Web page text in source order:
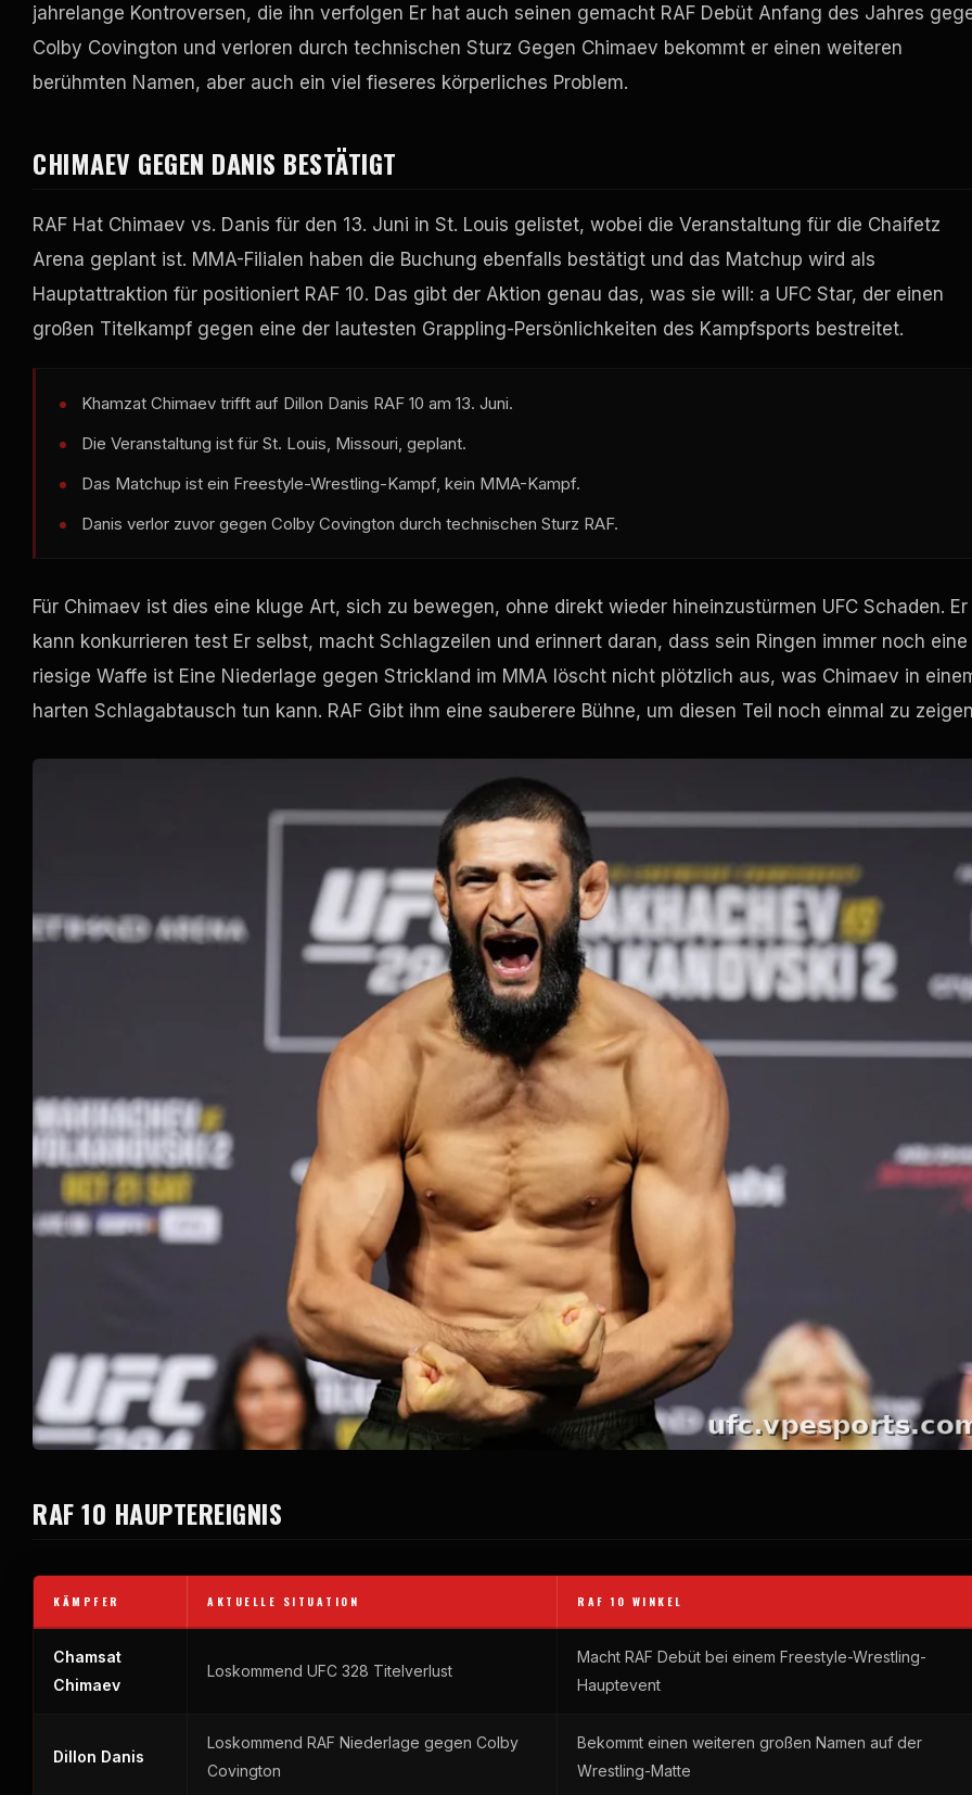
jahrelange Kontroversen, die ihn verfolgen Er hat auch seinen gemacht RAF Debüt Anfang des Jahres
Colby Covington und verloren durch technischen Sturz Gegen Chimaev bekommt er einen weiteren
berühmten Namen, aber auch ein viel fieseres körperliches Problem.
CHIMAEV GEGEN DANIS BESTÄTIGT
RAF Hat Chimaev vs. Danis für den 13. Juni in St. Louis gelistet, wobei die Veranstaltung für die Chaifetz
Arena geplant ist. MMA-Filialen haben die Buchung ebenfalls bestätigt und das Matchup wird als
Hauptattraktion für positioniert RAF 10. Das gibt der Aktion genau das, was sie will: a UFC Star, der einen
großen Titelkampf gegen eine der lautesten Grappling-Persönlichkeiten des Kampfsports bestreitet.
Khamzat Chimaev trifft auf Dillon Danis RAF 10 am 13. Juni.
Die Veranstaltung ist für St. Louis, Missouri, geplant.
Das Matchup ist ein Freestyle-Wrestling-Kampf, kein MMA-Kampf.
Danis verlor zuvor gegen Colby Covington durch technischen Sturz RAF.
Für Chimaev ist dies eine kluge Art, sich zu bewegen, ohne direkt wieder hineinzustürmen UFC Schaden. Er
kann konkurrieren test Er selbst, macht Schlagzeilen und erinnert daran, dass sein Ringen immer noch eine
riesige Waffe ist Eine Niederlage gegen Strickland im MMA löscht nicht plötzlich aus, was Chimaev in
harten Schlagabtausch tun kann. RAF Gibt ihm eine sauberere Bühne, um diesen Teil noch einmal zu
RAF10 HAUPTEREIGNIS
KÄMPFER AKTUELLE SITUATION RAF 10 WINKEL
Chamsat
Chimaev
Loskommend UFC 328 Titelverlust
Macht RAF Debüt bei einem Freestyle-Wrestling-
Hauptevent
Dillon Danis
Loskommend RAF Niederlage gegen Colby
Covington
Bekommt einen weiteren großen Namen auf der
Wrestling-Matte